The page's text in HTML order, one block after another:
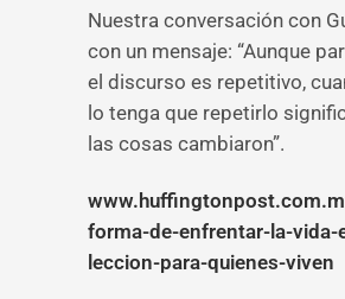
Nuestra conversación con
con un mensaje: “Aunque
el discurso es repetitivo,
lo tenga que repetirlo
las cosas cambiaron”.
forma-de-enfrentar-la-vida-
leccion-para-quienes-viven